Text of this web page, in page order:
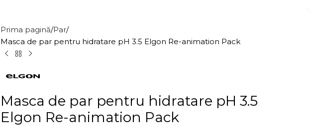
Prima pagină Par
Masca de par pentru hidratare pH 3.5 Elgon Re-animation Pack
Masca de par pentru hidratare pH 3.5
Elgon Re-animation Pack